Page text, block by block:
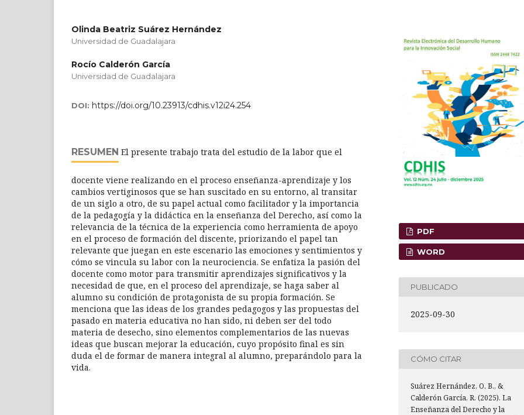
Olinda Beatriz Suárez Hernández
Universidad de Guadalajara
Rocío Calderón García
Universidad de Guadalajara
DOI: https://doi.org/10.23913/cdhis.v12i24.254
RESUMEN El presente trabajo trata del estudio de la labor que el
docente viene realizando en el proceso enseñanza-aprendizaje y los
cambios vertiginosos que se han suscitado en su entorno, al transitar
de un siglo a otro, de su papel actual como facilitador y la importancia
de la pedagogía y la didáctica en la enseñanza del Derecho, así como la
relevancia de la técnica de la experiencia como herramienta de apoyo
en el proceso de formación del discente, priorizando el papel tan
relevante que juegan en este escenario las emociones y sentimientos y
cómo se vincula su labor con la neurociencia. Se enfatiza la pasión del
docente como motor para transmitir aprendizajes significativos y la
necesidad de que, en el proceso del aprendizaje, se haga saber al
alumno su condición de protagonista de su propia formación. Se
menciona que las ideas de los grandes pedagogos y las propuestas del
pasado en materia educativa no han sido, ni deben ser del todo
materia de desecho, sino elementos complementarios de las nuevas
ideas que buscan mejorar la educación, cuyo propósito final es sin
duda el de formar de manera integral al alumno, preparándolo para la
vida.
PDF
WORD
PUBLICADO
2025-09-30
CÓMO CITAR
Suárez Hernández, O. B., &
Calderón García, R. (2025). La
Enseñanza del Derecho y la